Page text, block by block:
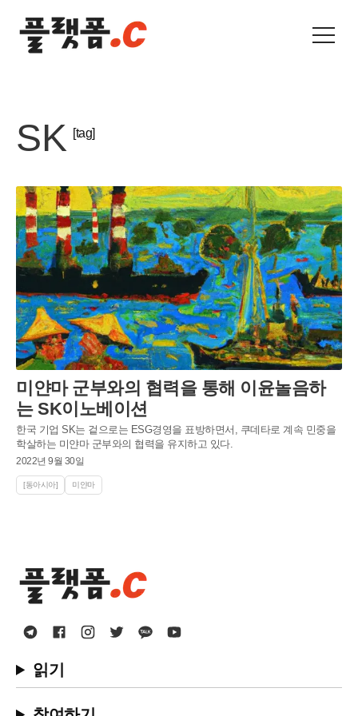
SK [tag]
미얀마 군부와의 협력을 통해 이윤놀음하
는 SK이노베이션
한국 기업 SK는 겉으로는 ESG경영을 표방하면서, 쿠데타로 계속 민중을
학살하는 미얀마 군부와의 협력을 유지하고 있다.
2022년 9월 30일
[동아시아] 미얀마
읽기